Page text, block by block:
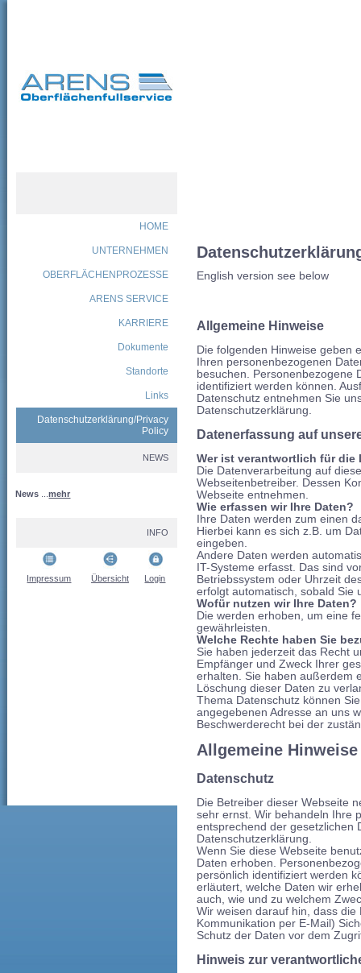
HOME
UNTERNEHMEN
OBERFLÄCHENPROZESSE
ARENS SERVICE
KARRIERE
Dokumente
Standorte
Links
Datenschutzerklärung/Privacy
Policy
NEWS
News ...mehr
INFO
Impressum Übersicht Login
English version see below
Allgemeine Hinweise
Die folgenden Hinweise geben
Ihren personenbezogenen
besuchen. Personenbezogene
identifiziert werden können.
Datenschutz entnehmen Sie
Datenschutzerklärung.
Datenerfassung auf
Wer ist verantwortlich für die
Die Datenverarbeitung auf
Webseitenbetreiber. Dessen
Webseite entnehmen.
Wie erfassen wir Ihre Daten?
Ihre Daten werden zum einen
Hierbei kann es sich z.B. um
eingeben.
Andere Daten werden
IT-Systeme erfasst. Das sind
Betriebssystem oder Uhrzeit
erfolgt automatisch, sobald Sie
Wofür nutzen wir Ihre Daten?
Die werden erhoben, um eine
gewährleisten.
Welche Rechte haben Sie
Sie haben jederzeit das Recht
Empfänger und Zweck Ihrer
erhalten. Sie haben außerdem
Löschung dieser Daten zu
Thema Datenschutz können
angegebenen Adresse an uns
Beschwerderecht bei der
Allgemeine
Datenschutz
Die Betreiber dieser Webseite
sehr ernst. Wir behandeln Ihre
entsprechend der gesetzlichen
Datenschutzerklärung.
Wenn Sie diese Webseite
Daten erhoben.
persönlich identifiziert werden
erläutert, welche Daten wir
auch, wie und zu welchem
Wir weisen darauf hin, dass
Kommunikation per E-Mail)
Schutz der Daten vor dem
Hinweis zur